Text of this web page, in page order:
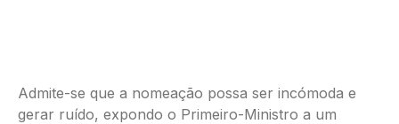
Admite-se que a nomeação possa ser incómoda e
gerar ruído, expondo o Primeiro-Ministro a um